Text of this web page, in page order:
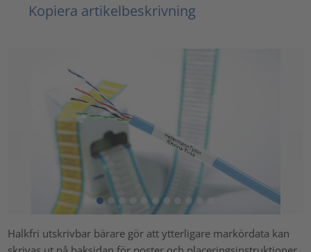
Kopiera artikelbeskrivning
Halkfri utskrivbar bärare gör att ytterligare markördata kan